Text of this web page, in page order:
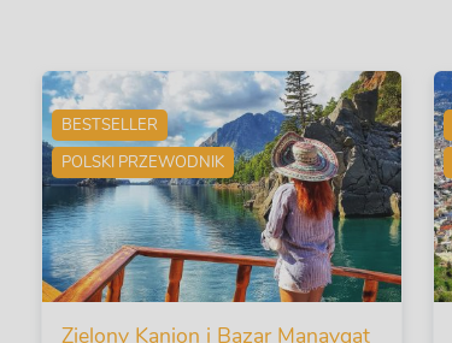
BESTSELLER
POLSKI PRZEWODNIK
Zielony Kanion i Bazar Manavgat